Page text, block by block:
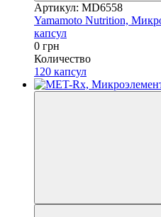
Артикул: MD6558
Yamamoto Nutrition,
капсул
0 грн
Количество
120 капсул